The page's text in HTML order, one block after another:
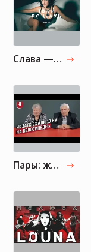
Слава — «Твой поцелуй»
Пары: женаты 50 лет (и больше!) | Неудобные вопросы